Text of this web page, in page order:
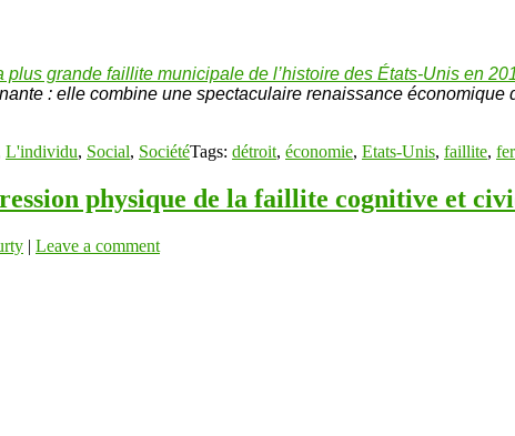
plus grande faillite municipale de l’histoire des États-Unis en
: elle combine une spectaculaire renaissance
L'individu, Social, SociétéTags: détroit, économie, Etats-Unis, faillite,
physique de la faillite cognitive et
| Leave a comment